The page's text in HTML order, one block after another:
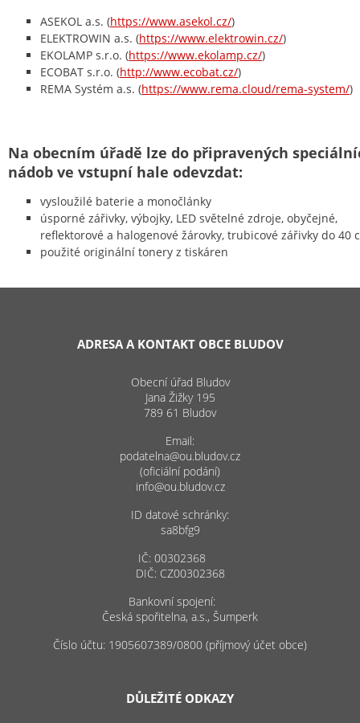
ASEKOL a.s. (https://www.asekol.cz/)
ELEKTROWIN a.s. (https://www.elektrowin.cz/)
EKOLAMP s.r.o. (https://www.ekolamp.cz/)
ECOBAT s.r.o. (http://www.ecobat.cz/)
REMA Systém a.s. (https://www.rema.cloud/rema-system/)
Na obecním úřadě lze do připravených
nádob ve vstupní hale odevzdat:
vysloužilé baterie a monočlánky
úsporné zářivky, výbojky, LED světelné zdroje, obyčejné,
reflektorové a halogenové žárovky, trubicové zářivky do 40
použité originální tonery z tiskáren
ADRESA A KONTAKT OBCE BLUDOV
Obecní úřad Bludov
Jana Žižky 195
789 61 Bludov
Email:
podatelna@ou.bludov.cz
(oficiální podání)
info@ou.bludov.cz
ID datové schránky:
sa8bfg9
IČ: 00302368
DIČ: CZ00302368
Bankovní spojení:
Česká spořitelna, a.s., Šumperk
Číslo účtu: 1905607389/0800 (příjmový účet obce)
DŮLEŽITÉ ODKAZY